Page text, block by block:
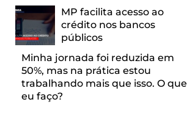
MP facilita acesso ao
crédito nos bancos
públicos
Minha jornada foi reduzida em
50%, mas na prática estou
trabalhando mais que isso. O que
eu faço?